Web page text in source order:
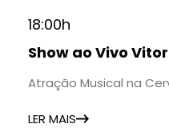
18:00h
Show ao Vivo
Atração Musical na
LER MAIS